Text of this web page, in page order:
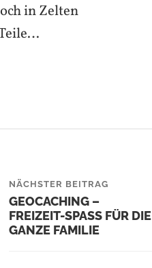
in Zelten
NÄCHSTER BEITRAG
GEOCACHING –
FREIZEIT-SPASS FÜR DIE G
ANZE FAMILIE